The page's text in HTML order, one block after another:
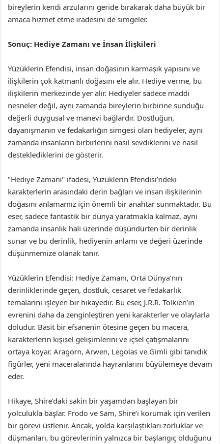
bireylerin kendi arzularını geride bırakarak daha büyük bir
amaca hizmet etme iradesini de simgeler.
Sonuç: Hediye Zamanı ve İnsan İlişkileri
Yüzüklerin Efendisi, insan doğasının karmaşık yapısını ve
ilişkilerin çok katmanlı doğasını ele alır. Hediye verme, bu
ilişkilerin merkezinde yer alır. Hediyeler sadece maddi
nesneler değil, aynı zamanda bireylerin birbirine sunduğu
değerli duygusal ve manevi bağlardır. Dostluğun,
dayanışmanın ve fedakarlığın simgesi olan hediyeler, aynı
zamanda insanların birbirlerini nasıl sevdiklerini ve nasıl
desteklediklerini de gösterir.
"Hediye Zamanı" ifadesi, Yüzüklerin Efendisi’ndeki
karakterlerin arasındaki derin bağları ve insan ilişkilerinin
doğasını anlamamız için önemli bir anahtar sunmaktadır. Bu
eser, sadece fantastik bir dünya yaratmakla kalmaz, aynı
zamanda insanlık hali üzerinde düşündürten bir derinlik
sunar ve bu derinlik, hediyenin anlamı ve değeri üzerinde
düşünmemize olanak tanır.
Yüzüklerin Efendisi: Hediye Zamanı, Orta Dünya’nın
derinliklerinde geçen, dostluk, cesaret ve fedakarlık
temalarını işleyen bir hikayedir. Bu eser, J.R.R. Tolkien’in
evrenini daha da zenginleştiren yeni karakterler ve olaylarla
doludur. Basit bir efsanenin ötesine geçen bu macera,
karakterlerin kişisel gelişimlerini ve içsel çatışmalarını
ortaya koyar. Aragorn, Arwen, Legolas ve Gimli gibi tanıdık
figürler, yeni maceralarında hayranlarını büyülemeye devam
eder.
Hikaye, Shire’daki sakin bir yaşamdan başlayan bir
yolculukla başlar. Frodo ve Sam, Shire’ı korumak için verilen
bir görevi üstlenir. Ancak, yolda karşılaştıkları zorluklar ve
düşmanları, bu görevlerinin yalnızca bir başlangıç olduğunu